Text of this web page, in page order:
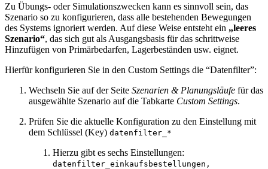
Zu Übungs- oder Simulationszwecken kann es sinnvoll sein, das
Szenario so zu konfigurieren, dass alle bestehenden Bewegungen
des Systems ignoriert werden. Auf diese Weise entsteht ein „leeres
Szenario“, das sich gut als Ausgangsbasis für das schrittweise
Hinzufügen von Primärbedarfen, Lagerbeständen usw. eignet.
Hierfür konfigurieren Sie in den Custom Settings die “Datenfilter”:
Wechseln Sie auf der Seite Szenarien & Planungsläufe für das
ausgewählte Szenario auf die Tabkarte Custom Settings.
Prüfen Sie die aktuelle Konfiguration zu den Einstellung mit
dem Schlüssel (Key) datenfilter_*
Hierzu gibt es sechs Einstellungen:
datenfilter_einkaufsbestellungen,